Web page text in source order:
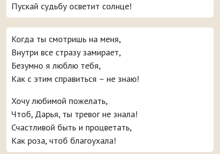
Пускай судьбу осветит солнце!
Когда ты смотришь на меня,
Внутри все стразу замирает,
Безумно я люблю тебя,
Как с этим справиться – не знаю!
Хочу любимой пожелать,
Чтоб, Дарья, ты тревог не знала!
Счастливой быть и процветать,
Как роза, чтоб благоухала!